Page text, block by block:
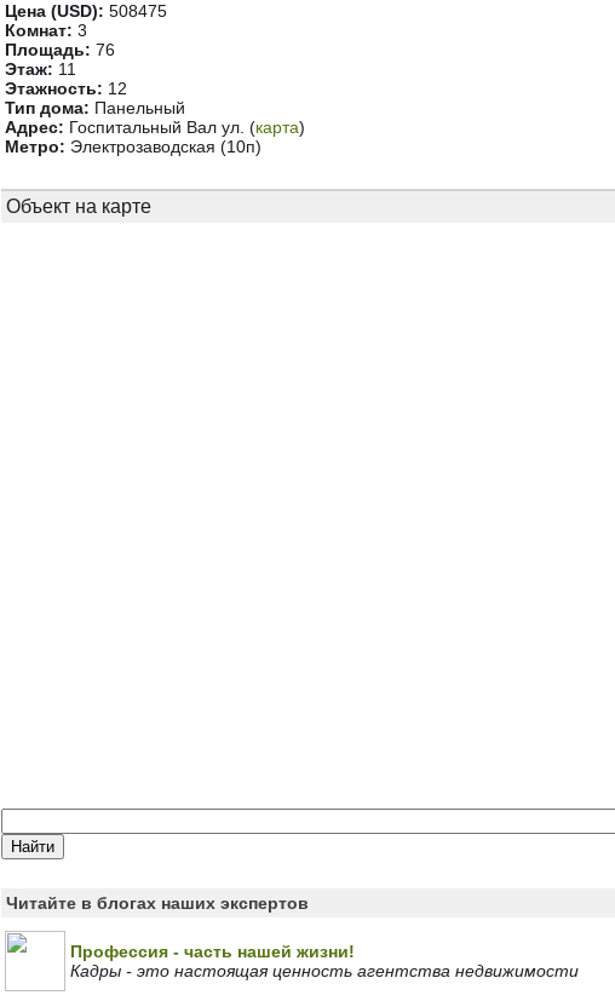
Цена (USD): 508475
Комнат: 3
Площадь: 76
Этаж: 11
Этажность: 12
Тип дома: Панельный
Адрес: Госпитальный Вал ул. (карта)
Метро: Электрозаводская (10п)
Объект на карте
Читайте в блогах наших экспертов
Профессия - часть нашей жизни!
Кадры - это настоящая ценность агентства недвижимости